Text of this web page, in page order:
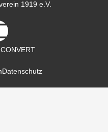
1919 e.V.
Datenschutz